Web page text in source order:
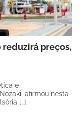
reduzirá preços,
e
afirmou nesta
[…]